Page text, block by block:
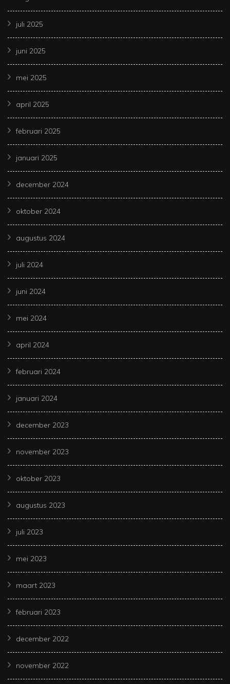
juli 2025
juni 2025
mei 2025
april 2025
februari 2025
januari 2025
december 2024
oktober 2024
augustus 2024
juli 2024
juni 2024
mei 2024
april 2024
februari 2024
januari 2024
december 2023
november 2023
oktober 2023
augustus 2023
juli 2023
mei 2023
maart 2023
februari 2023
december 2022
november 2022